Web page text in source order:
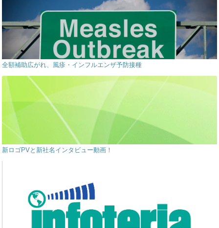
全額補助広がれ、風疹・インフルエンザ予防接種
新ロゴPVと新社名インタビュー動画！